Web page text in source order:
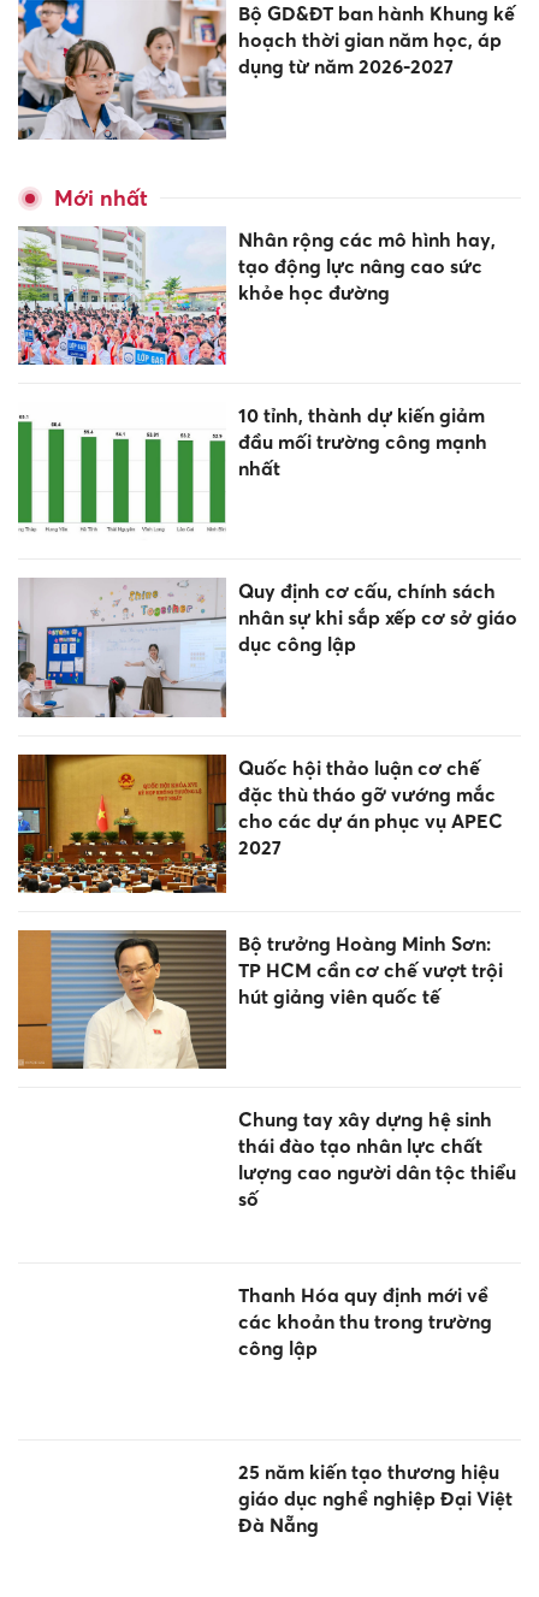
Bộ GD&ĐT ban hành Khung kế
hoạch thời gian năm học, áp
dụng từ năm 2026-2027
Mới nhất
Nhân rộng các mô hình hay,
tạo động lực nâng cao sức
khỏe học đường
10 tỉnh, thành dự kiến giảm
đầu mối trường công mạnh
nhất
Quy định cơ cấu, chính sách
nhân sự khi sắp xếp cơ sở giáo
dục công lập
Quốc hội thảo luận cơ chế
đặc thù tháo gỡ vướng mắc
cho các dự án phục vụ APEC
2027
Bộ trưởng Hoàng Minh Sơn:
TP HCM cần cơ chế vượt trội
hút giảng viên quốc tế
Chung tay xây dựng hệ sinh
thái đào tạo nhân lực chất
lượng cao người dân tộc thiểu
số
Thanh Hóa quy định mới về
các khoản thu trong trường
công lập
25 năm kiến tạo thương hiệu
giáo dục nghề nghiệp Đại Việt
Đà Nẵng